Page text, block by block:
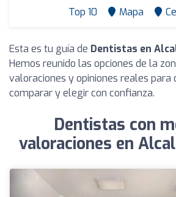
Top 10 Mapa
Esta es tu guía de Dentistas en
Hemos reunido las opciones de la
valoraciones y opiniones reales para
comparar y elegir con confianza.
Dentistas con
valoraciones en